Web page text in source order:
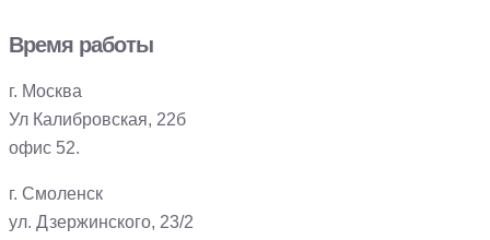
Время работы
г. Москва
Ул Калибровская, 22б
офис 52.
г. Смоленск
ул. Дзержинского, 23/2